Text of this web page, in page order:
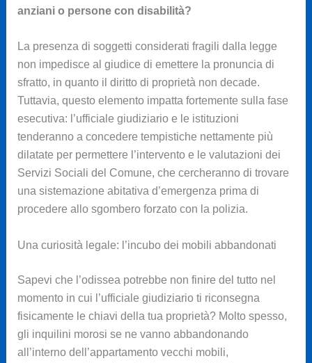
anziani o persone con disabilità?
La presenza di soggetti considerati fragili dalla legge
non impedisce al giudice di emettere la pronuncia di
sfratto, in quanto il diritto di proprietà non decade.
Tuttavia, questo elemento impatta fortemente sulla fase
esecutiva: l’ufficiale giudiziario e le istituzioni
tenderanno a concedere tempistiche nettamente più
dilatate per permettere l’intervento e le valutazioni dei
Servizi Sociali del Comune, che cercheranno di trovare
una sistemazione abitativa d’emergenza prima di
procedere allo sgombero forzato con la polizia.
Una curiosità legale: l’incubo dei mobili abbandonati
Sapevi che l’odissea potrebbe non finire del tutto nel
momento in cui l’ufficiale giudiziario ti riconsegna
fisicamente le chiavi della tua proprietà? Molto spesso,
gli inquilini morosi se ne vanno abbandonando
all’interno dell’appartamento vecchi mobili,